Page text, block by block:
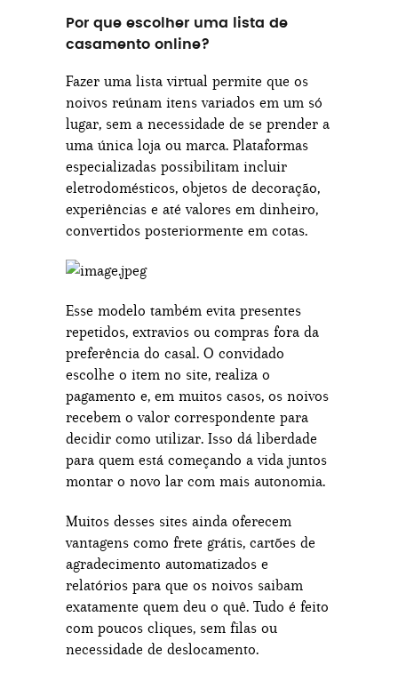
Por que escolher uma lista de
casamento online?
Fazer uma lista virtual permite que os
noivos reúnam itens variados em um só
lugar, sem a necessidade de se prender a
uma única loja ou marca. Plataformas
especializadas possibilitam incluir
eletrodomésticos, objetos de decoração,
experiências e até valores em dinheiro,
convertidos posteriormente em cotas.
Esse modelo também evita presentes
repetidos, extravios ou compras fora da
preferência do casal. O convidado
escolhe o item no site, realiza o
pagamento e, em muitos casos, os noivos
recebem o valor correspondente para
decidir como utilizar. Isso dá liberdade
para quem está começando a vida juntos
montar o novo lar com mais autonomia.
Muitos desses sites ainda oferecem
vantagens como frete grátis, cartões de
agradecimento automatizados e
relatórios para que os noivos saibam
exatamente quem deu o quê. Tudo é feito
com poucos cliques, sem filas ou
necessidade de deslocamento.